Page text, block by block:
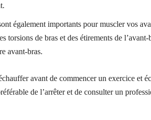
également importants pour muscler vos
torsions de bras et des étirements de
avant-bras.
avant de commencer un exercice et
de l’arrêter et de consulter un